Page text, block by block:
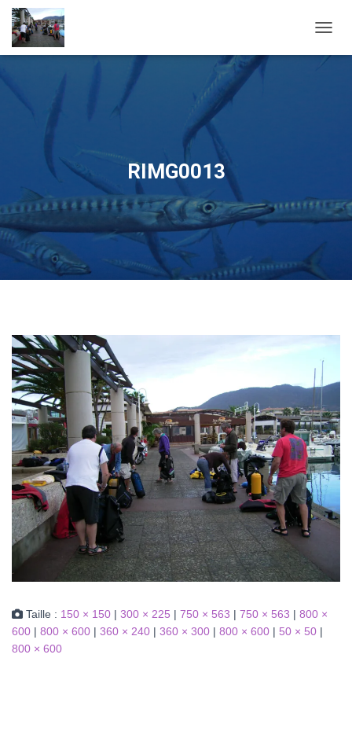
RIMG0013
Taille : 150 × 150 | 300 × 225 | 750 × 563 | 750 × 563 | 800 ×
600 | 800 × 600 | 360 × 240 | 360 × 300 | 800 × 600 | 50 × 50 |
800 × 600